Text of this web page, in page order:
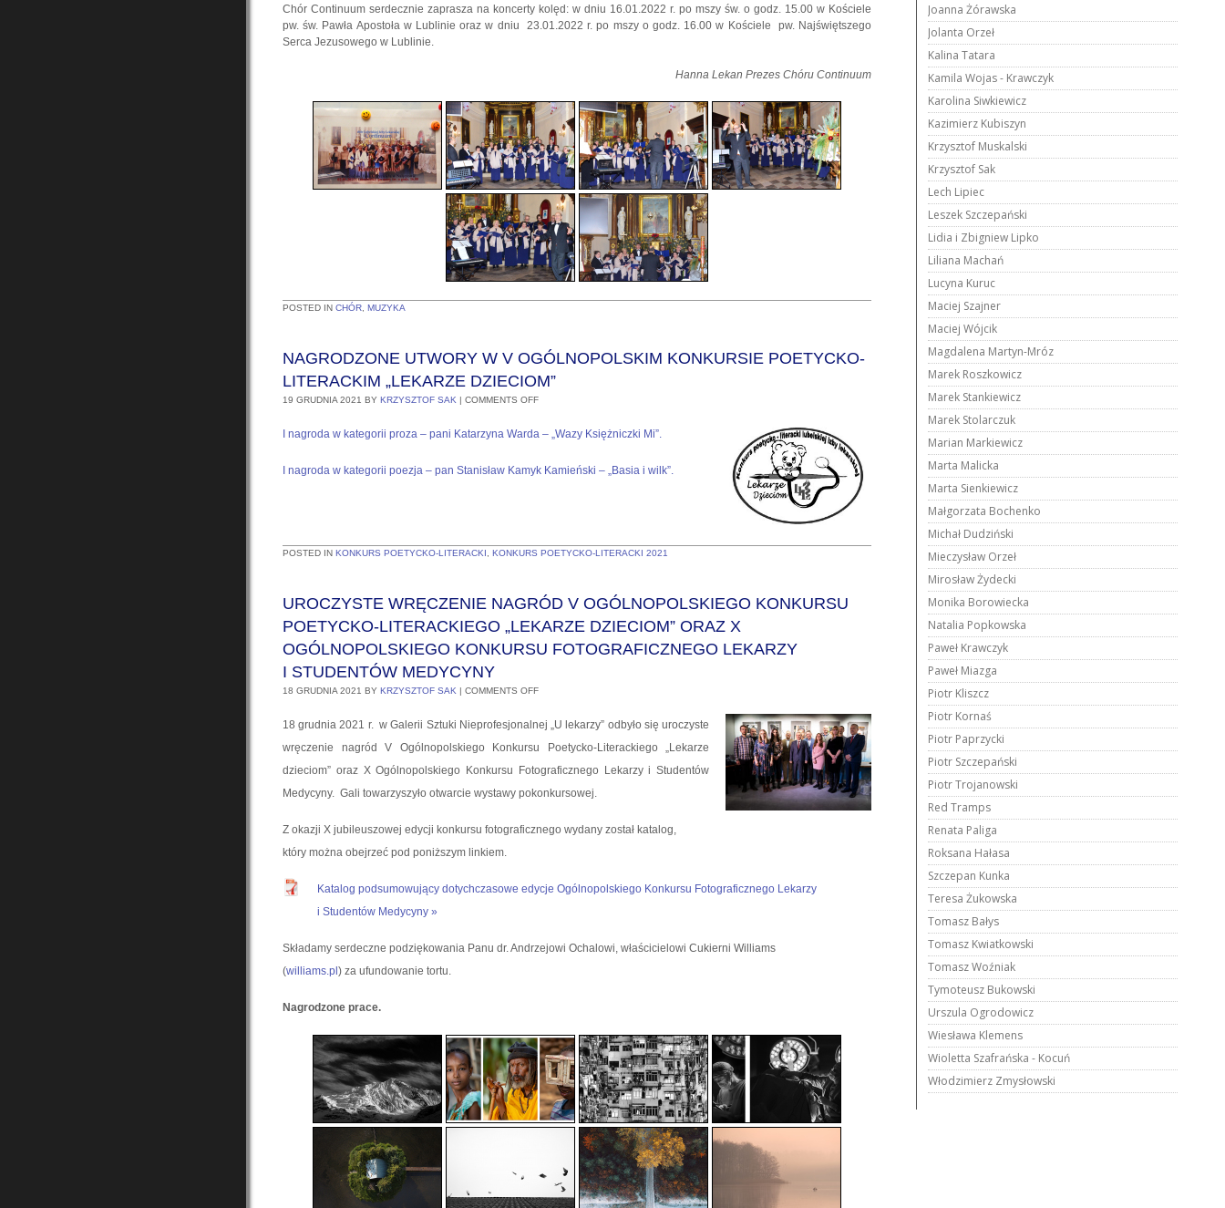
Chór Continuum serdecznie zaprasza na koncerty kolęd: w dniu 16.01.2022 r. po mszy św. o godz. 15.00 w Kościele
pw. św. Pawła Apostoła w Lublinie oraz w dniu 23.01.2022 r. po mszy o godz. 16.00 w Kościele pw. Najświętszego
Serca Jezusowego w Lublinie.
Hanna Lekan Prezes Chóru Continuum
POSTED IN CHÓR MUZYKA
NAGRODZONE UTWORY W V OGÓLNOPOLSKIM KONKURSIE POETYCKO-
LITERACKIM „LEKARZE DZIECIOM”
19 GRUDNIA 2021 BY KRZYSZTOF SAK | COMMENTS OFF
I nagroda w kategorii proza – pani Katarzyna Warda – „Wazy Księżniczki Mi”.
I nagroda w kategorii poezja – pan Stanisław Kamyk Kamieński – „Basia i wilk”.
POSTED IN KONKURS POETYCKO-LITERACKI KONKURS POETYCKO-LITERACKI 2021
UROCZYSTE WRĘCZENIE NAGRÓD V OGÓLNOPOLSKIEGO KONKURSU
POETYCKO-LITERACKIEGO „LEKARZE DZIECIOM” ORAZ X
OGÓLNOPOLSKIEGO KONKURSU FOTOGRAFICZNEGO LEKARZY
I STUDENTÓW MEDYCYNY
18 GRUDNIA 2021 BY KRZYSZTOF SAK | COMMENTS OFF
18 grudnia 2021 r. w Galerii Sztuki Nieprofesjonalnej „U lekarzy” odbyło się uroczyste
wręczenie nagród V Ogólnopolskiego Konkursu Poetycko-Literackiego „Lekarze
dzieciom” oraz X Ogólnopolskiego Konkursu Fotograficznego Lekarzy i Studentów
Medycyny. Gali towarzyszyło otwarcie wystawy pokonkursowej.
Z okazji X jubileuszowej edycji konkursu fotograficznego wydany został katalog,
który można obejrzeć pod poniższym linkiem.
Katalog podsumowujący dotychczasowe edycje Ogólnopolskiego Konkursu Fotograficznego Lekarzy
i Studentów Medycyny »
Składamy serdeczne podziękowania Panu dr. Andrzejowi Ochalowi, właścicielowi Cukierni Williams
(williams.pl) za ufundowanie tortu.
Nagrodzone prace.
Joanna Żórawska
Jolanta Orzeł
Kalina Tatara
Kamila Wojas - Krawczyk
Karolina Siwkiewicz
Kazimierz Kubiszyn
Krzysztof Muskalski
Krzysztof Sak
Lech Lipiec
Leszek Szczepański
Lidia i Zbigniew Lipko
Liliana Machań
Lucyna Kuruc
Maciej Szajner
Maciej Wójcik
Magdalena Martyn-Mróz
Marek Roszkowicz
Marek Stankiewicz
Marek Stolarczuk
Marian Markiewicz
Marta Malicka
Marta Sienkiewicz
Małgorzata Bochenko
Michał Dudziński
Mieczysław Orzeł
Mirosław Żydecki
Monika Borowiecka
Natalia Popkowska
Paweł Krawczyk
Paweł Miazga
Piotr Kliszcz
Piotr Kornaś
Piotr Paprzycki
Piotr Szczepański
Piotr Trojanowski
Red Tramps
Renata Paliga
Roksana Hałasa
Szczepan Kunka
Teresa Żukowska
Tomasz Bałys
Tomasz Kwiatkowski
Tomasz Woźniak
Tymoteusz Bukowski
Urszula Ogrodowicz
Wiesława Klemens
Wioletta Szafrańska - Kocuń
Włodzimierz Zmysłowski